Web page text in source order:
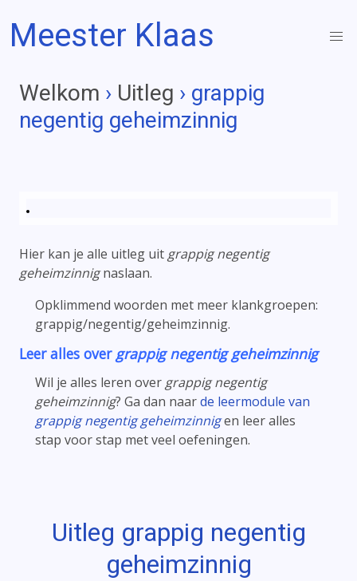
Meester Klaas
Welkom › Uitleg › grappig
negentig geheimzinnig
Hier kan je alle uitleg uit grappig negentig
geheimzinnignaslaan.
Opklimmend woorden met meer klankgroepen:
grappig/negentig/geheimzinnig.
Leer alles overgrappig negentig geheimzinnig
Wil je alles leren over grappig negentig
geheimzinnig? Ga dan naarde leermodule van
grappig negentig geheimzinnigen leer alles
stap voor stap met veel oefeningen.
Uitleg grappig negentig
geheimzinnig